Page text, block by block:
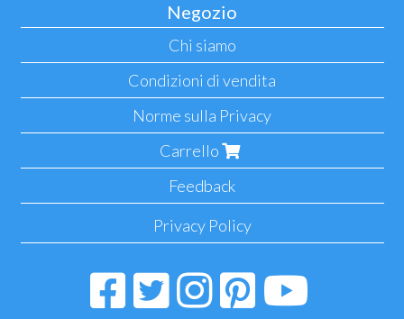
Negozio
Chi siamo
Condizioni di vendita
Norme sulla Privacy
Carrello
Feedback
Privacy Policy